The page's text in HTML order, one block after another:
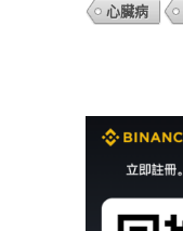
心臟病